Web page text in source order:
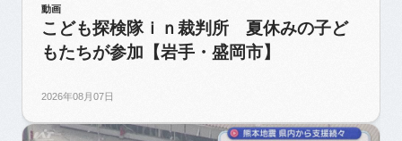
動画
こども探検隊ｉｎ裁判所 夏休みの子ど
もたちが参加【岩手・盛岡市】
2026年08月07日